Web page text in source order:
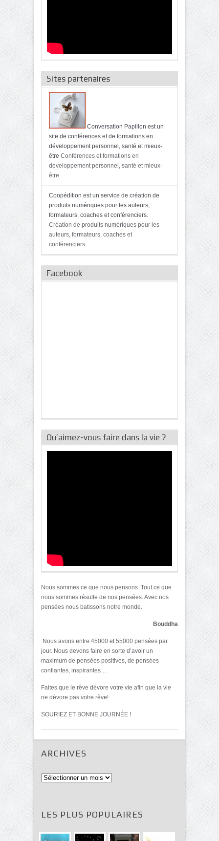
Sites partenaires
Conversation Papillon est un
site de conférences et de formations en
développement personnel, santé et mieux-
être Conférences et formations en
développement personnel, santé et mieux-
être
Coopédition est un service de création de
produits numériques pour les auteurs,
formateurs, coaches et conférenciers.
Création de produits numériques pour les
auteurs, formateurs, coaches et
conférenciers.
Facebook
Qu’aimez-vous faire dans la vie ?
Nous sommes ce que nous pensons. Tout ce que
nous sommes résulte de nos pensées. Avec nos
pensées nous batissons notre monde.
Bouddha
Nous avons entre 45000 et 55000 pensées par
jour. Nous devons faire en sorte d’avoir un
maximum de pensées positives, de pensées
confiantes, inspirantes…
Faites que le rêve dévore votre vie afin que la vie
ne dévore pas votre rêve!
SOURIEZ ET BONNE JOURNÉE !
ARCHIVES
Archives
LES PLUS POPULAIRES